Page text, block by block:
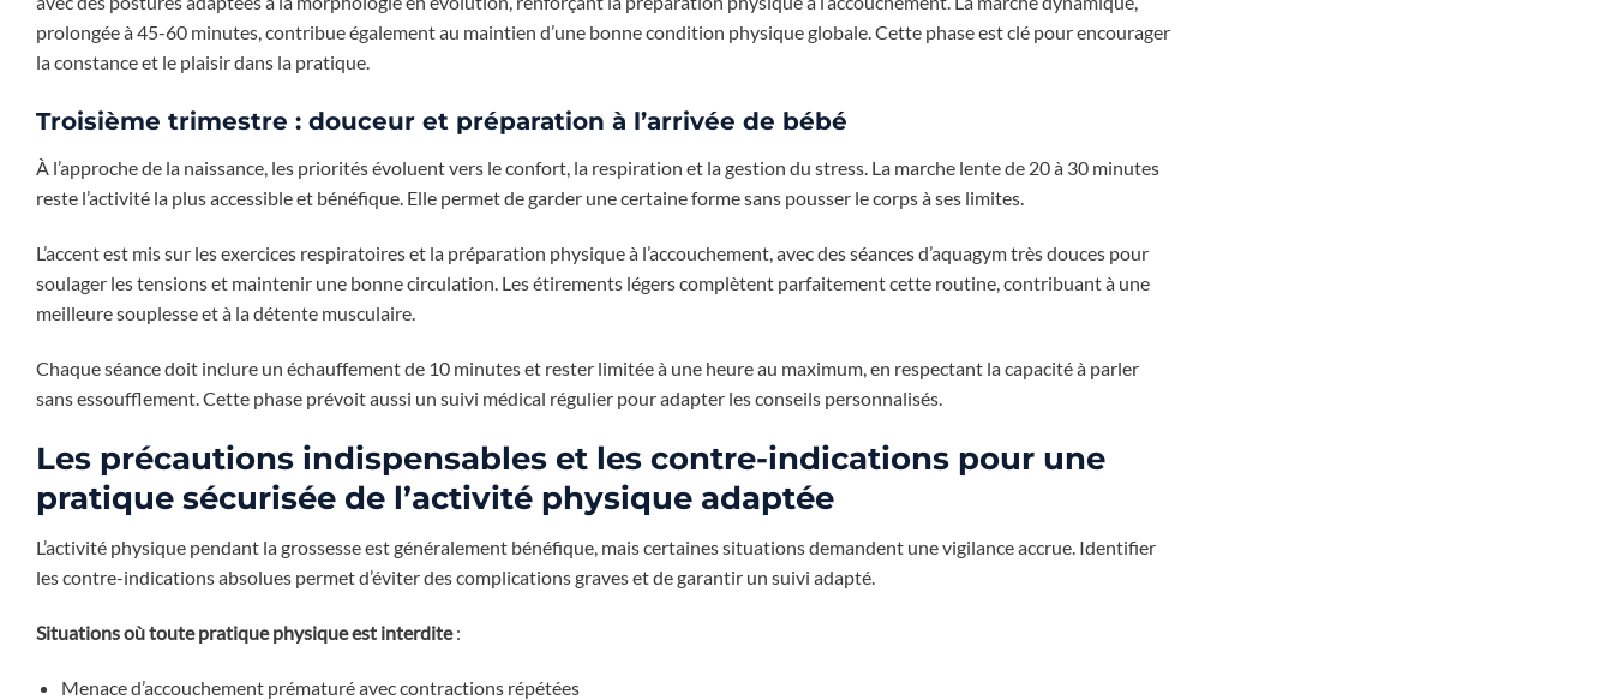
prolongée à 45-60 minutes, contribue également au maintien d’une bonne condition physique globale. Cette phase est clé pour encourager
la constance et le plaisir dans la pratique.
Troisième trimestre : douceur et préparation à l’arrivée de bébé
À l’approche de la naissance, les priorités évoluent vers le confort, la respiration et la gestion du stress. La marche lente de 20 à 30 minutes
reste l’activité la plus accessible et bénéfique. Elle permet de garder une certaine forme sans pousser le corps à ses limites.
L’accent est mis sur les exercices respiratoires et la préparation physique à l’accouchement, avec des séances d’aquagym très douces pour
soulager les tensions et maintenir une bonne circulation. Les étirements légers complètent parfaitement cette routine, contribuant à une
meilleure souplesse et à la détente musculaire.
Chaque séance doit inclure un échauffement de 10 minutes et rester limitée à une heure au maximum, en respectant la capacité à parler
sans essoufflement. Cette phase prévoit aussi un suivi médical régulier pour adapter les conseils personnalisés.
Les précautions indispensables et les contre-indications pour une
pratique sécurisée de l’activité physique adaptée
L’activité physique pendant la grossesse est généralement bénéfique, mais certaines situations demandent une vigilance accrue. Identifier
les contre-indications absolues permet d’éviter des complications graves et de garantir un suivi adapté.
Situations où toute pratique physique est interdite:
Menace d’accouchement prématuré avec contractions répétées